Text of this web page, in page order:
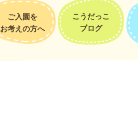
ご入園を
お考えの方へ
こうだっこ
ブログ